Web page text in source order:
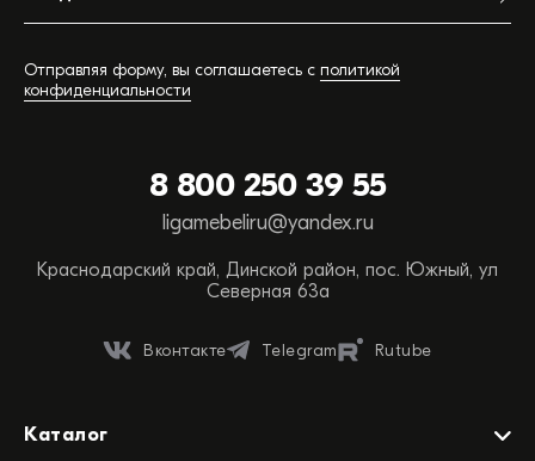
Отправляя форму, вы соглашаетесь с политикой
конфиденциальности
Каталог
Вконтакте Telegram Rutube
8 800 250 39 55
ligamebeliru@yandex.ru
Краснодарский край, Динской район, пос. Южный, ул
Северная 63а
написав нам прямо сейчас:
ТЕЛЕФОН ОТДЕЛА ПРОДАЖ
WHATSAPP